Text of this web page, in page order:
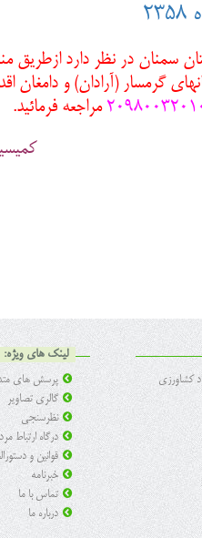
سمنان در نظر دارد
مراجعه فرمائید.
سازمان
کشاورزی
لینک های ویژه:
پرسش های
گالری تصاویر
نظرسنجی
درگاه ارتباط
قوانین و
خبرنامه
تماس با ما
درباره ما